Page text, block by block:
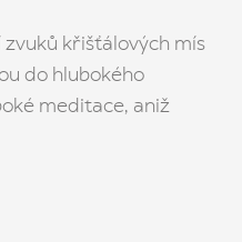
křišťálových mís
do hlubokého
meditace, aniž